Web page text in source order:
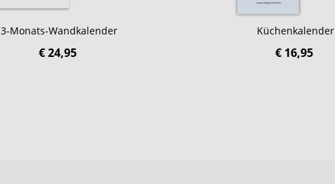
3-Monats-Wandkalender
€ 24,95
Küchenkalender
€ 16,95